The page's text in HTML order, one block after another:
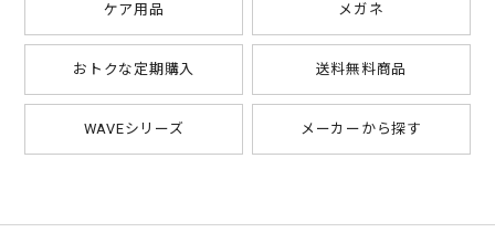
10 枚¥1,018
ケア用品 メガネ
おトクな定期購入 送料無料商品
WAVEシリーズ メーカーから探す